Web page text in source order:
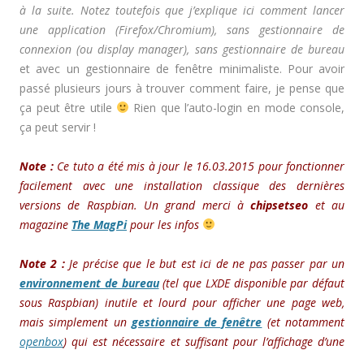
à la suite. Notez toutefois que j’explique ici comment lancer
une application (Firefox/Chromium), sans gestionnaire de
connexion (ou display manager), sans gestionnaire de bureau
et avec un gestionnaire de fenêtre minimaliste. Pour avoir
passé plusieurs jours à trouver comment faire, je pense que
ça peut être utile
Rien que l’auto-login en mode console,
ça peut servir !
Note :Ce tuto a été mis à jour le 16.03.2015 pour fonctionner
facilement avec une installation classique des dernières
versions de Raspbian. Un grand merci àchipsetseo et au
magazine The MagPipour les infos
Note 2 :Je précise que le but est ici de ne pas passer par un
environnement de bureau(tel que LXDE disponible par défaut
sous Raspbian) inutile et lourd pour afficher une page web,
mais simplement un gestionnaire de fenêtre (et notamment
openbox) qui est nécessaire et suffisant pour l’affichage d’une